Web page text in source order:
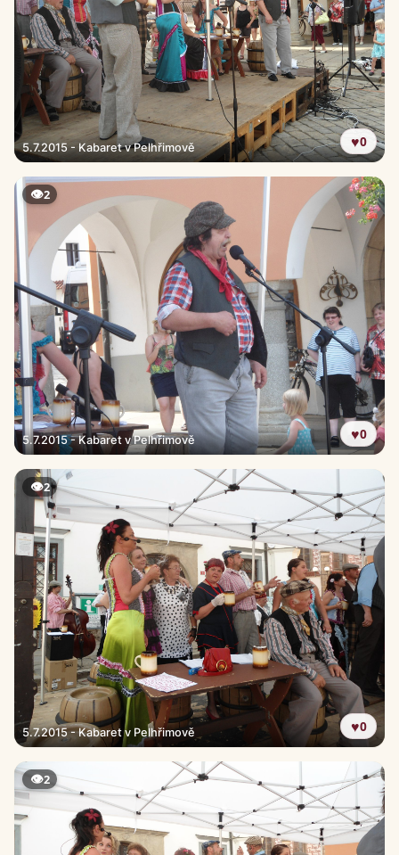
5.7.2015 - Kabaret v Pelhřimově ♥0
5.7.2015 - Kabaret v Pelhřimově
👁2
♥0
5.7.2015 - Kabaret v Pelhřimově
👁2
♥0
👁2